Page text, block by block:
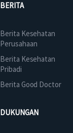
BERITA
Berita Kesehatan
Perusahaan
Berita Kesehatan
Pribadi
Berita Good Doctor
DUKUNGAN